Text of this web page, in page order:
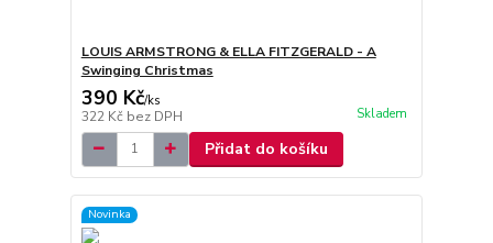
LOUIS ARMSTRONG & ELLA FITZGERALD - A
Swinging Christmas
390 Kč/ks
322 Kč bez DPH Skladem
Přidat do košíku
Novinka